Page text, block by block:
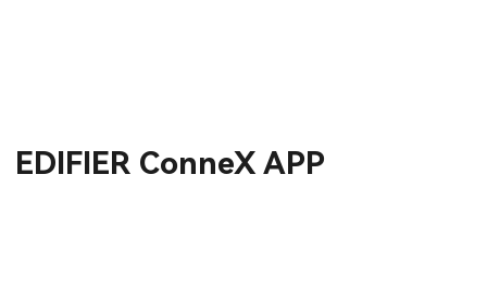
EDIFIER ConneX APP